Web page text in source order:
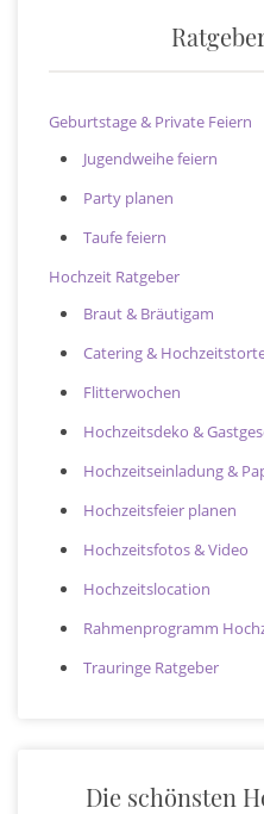
Geburtstage & Private Feiern
Jugendweihe feiern
Party planen
Taufe feiern
Hochzeit Ratgeber
Braut & Bräutigam
Catering &
Flitterwochen
Hochzeitsdeko &
Hochzeitseinladung &
Hochzeitsfeier planen
Hochzeitsfotos & Video
Hochzeitslocation
Rahmenprogramm
Trauringe Ratgeber
Die schönsten